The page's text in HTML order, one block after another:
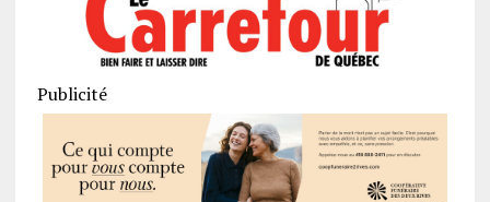
Publicité